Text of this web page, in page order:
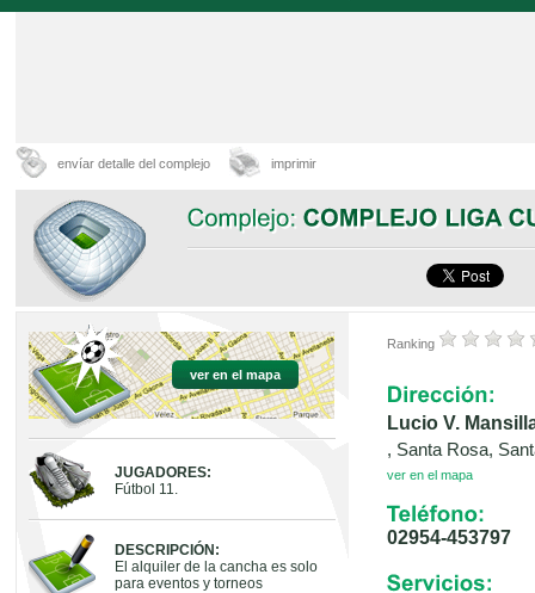
envíar detalle del complejo imprimir
ver en el mapa
JUGADORES:
Fútbol 11.
DESCRIPCIÓN:
El alquiler de la cancha es solo
para eventos y torneos
Ranking
Lucio V.
, Santa Rosa,
ver en el mapa
02954-453797